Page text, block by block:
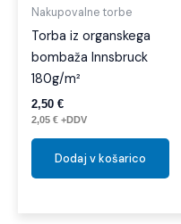
Nakupovalne torbe
Torba iz organskega
bombaža Innsbruck
180g/m²
2,50 €
2,05 € +DDV
Dodaj v košarico